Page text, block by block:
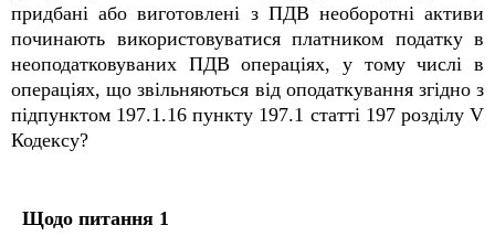
придбані або виготовлені з ПДВ необоротні активи
починають використовуватися платником податку в
неоподатковуваних ПДВ операціях, у тому числі в
операціях, що звільняються від оподаткування згідно з
підпунктом 197.1.16 пункту 197.1 статті 197 розділу V
Кодексу?
Щодо питання 1